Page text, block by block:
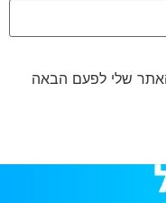
שלי לפעם הבאה